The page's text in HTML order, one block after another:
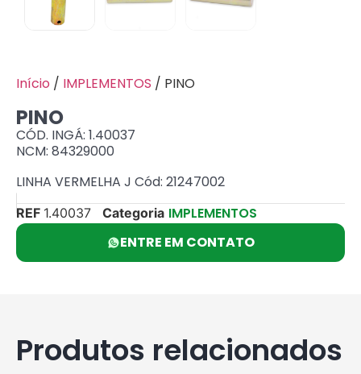
Início / IMPLEMENTOS / PINO
PINO
CÓD. INGÁ: 1.40037
NCM: 84329000
LINHA VERMELHA J Cód: 21247002
REF 1.40037 Categoria IMPLEMENTOS
ENTRE EM CONTATO
Produtos relacionados